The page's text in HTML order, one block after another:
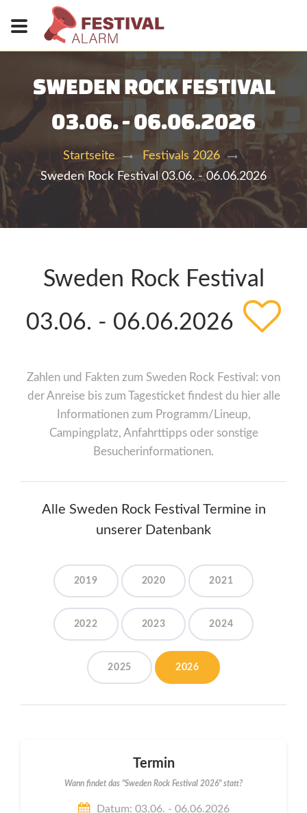
SWEDEN ROCK FESTIVAL
03.06. - 06.06.2026
Startseite
Festivals 2026
Sweden Rock Festival 03.06. - 06.06.2026
Sweden Rock Festival
03.06. - 06.06.2026
Zahlen und Fakten zum Sweden Rock Festival: von
der Anreise bis zum Tagesticket findest du hier alle
Informationen zum Programm/Lineup,
Campingplatz, Anfahrttipps oder sonstige
Besucherinformationen.
Alle Sweden Rock Festival Termine in
unserer Datenbank
2019 2020 2021
2022 2023 2024
2025 2026
Termin
Wann findet das "Sweden Rock Festival 2026" statt?
Datum: 03.06. - 06.06.2026